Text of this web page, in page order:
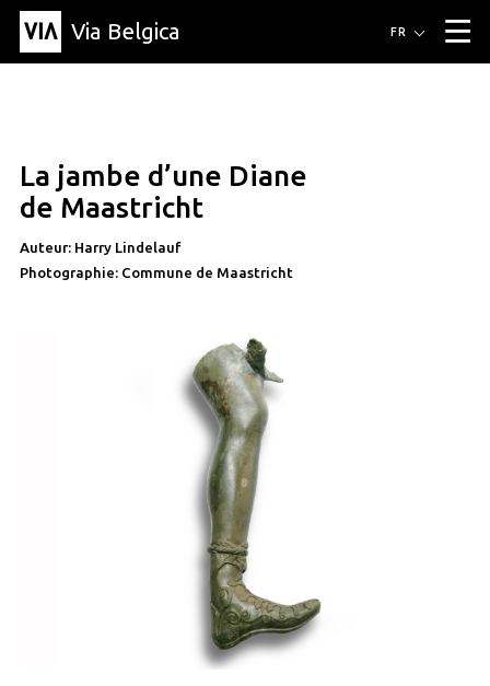
Via Belgica ▼
Article
Éducation
Recette
Amis
À propos de Via Belgica
Contact
Presse
Communes
FR
article
La jambe d’une Diane
de Maastricht
Auteur: Harry Lindelauf
Photographie: Commune de Maastricht